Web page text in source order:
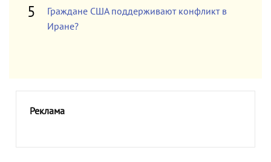
Граждане США поддерживают конфликт в
Иране?
Реклама